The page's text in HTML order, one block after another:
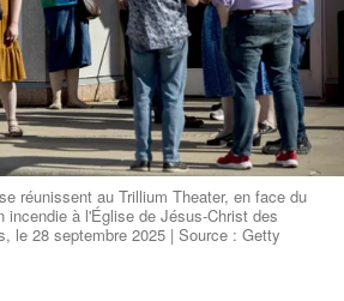
réunissent au Trillium Theater, en face du
incendie à l'Église de Jésus-Christ des
le 28 septembre 2025 | Source : Getty